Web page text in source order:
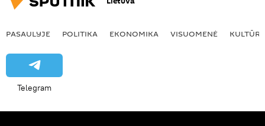
PASAULYJE POLITIKA EKONOMIKA VISUOMENĖ KULTŪRA
Telegram